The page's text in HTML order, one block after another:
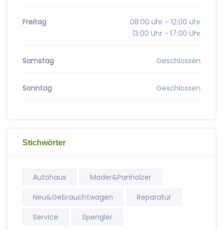
Freitag
08:00 Uhr - 12:00 Uhr
13:00 Uhr - 17:00 Uhr
Samstag Geschlossen
Sonntag Geschlossen
Stichwörter
Autohaus
Mader&Panholzer
Neu&Gebrauchtwagen
Reparatur
Service
Spengler